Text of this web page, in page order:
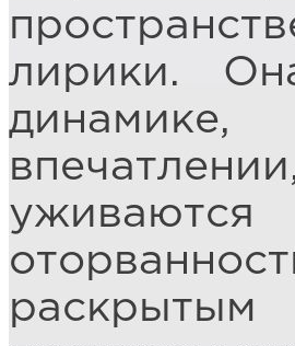
лирики.